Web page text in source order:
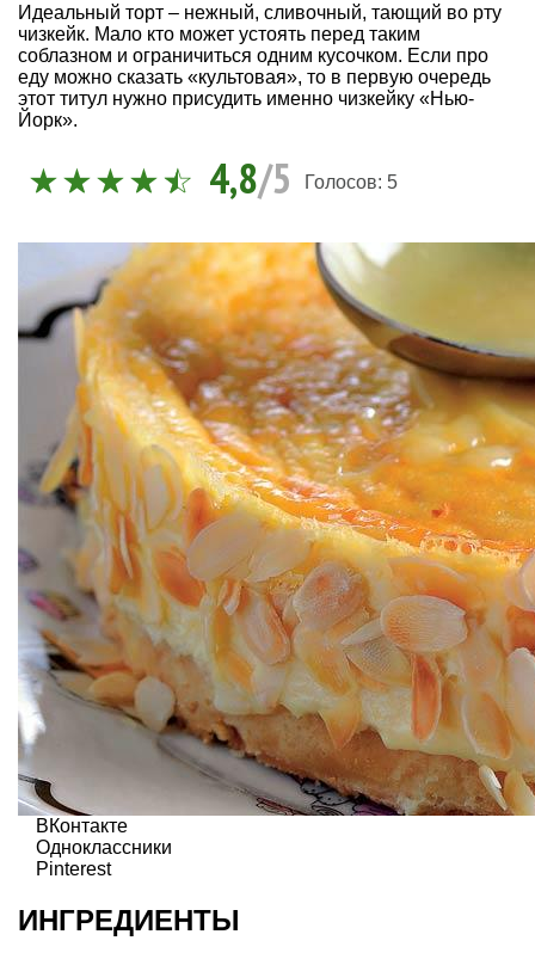
Идеальный торт – нежный, сливочный, тающий во рту
чизкейк. Мало кто может устоять перед таким
соблазном и ограничиться одним кусочком. Если про
еду можно сказать «культовая», то в первую очередь
этот титул нужно присудить именно чизкейку «Нью-
Йорк».
4,8/5 Голосов: 5
ВКонтакте
Одноклассники
Pinterest
ИНГРЕДИЕНТЫ